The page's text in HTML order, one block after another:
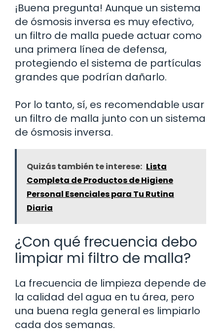
¡Buena pregunta! Aunque un sistema
de ósmosis inversa es muy efectivo,
un filtro de malla puede actuar como
una primera línea de defensa,
protegiendo el sistema de partículas
grandes que podrían dañarlo.
Por lo tanto, sí, es recomendable usar
un filtro de malla junto con un sistema
de ósmosis inversa.
Quizás también te interese: Lista
Completa de Productos de Higiene
Personal Esenciales para Tu Rutina
Diaria
¿Con qué frecuencia debo
limpiar mi filtro de malla?
La frecuencia de limpieza depende de
la calidad del agua en tu área, pero
una buena regla general es limpiarlo
cada dos semanas.